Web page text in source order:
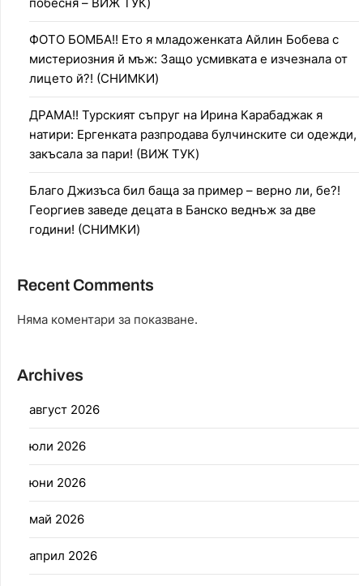
ФОТО БОМБА!! Ето я младоженката Айлин Бобева с
мистериозния й мъж: Защо усмивката е изчезнала от
лицето й?! (СНИМКИ)
ДРАМА!! Турският съпруг на Ирина Карабаджак я
натири: Ергенката разпродава булчинските си одежди,
закъсала за пари! (ВИЖ ТУК)
Благо Джизъса бил баща за пример – верно ли, бе?!
Георгиев заведе децата в Банско веднъж за две
години! (СНИМКИ)
Recent Comments
Няма коментари за показване.
Archives
август 2026
юли 2026
юни 2026
май 2026
април 2026